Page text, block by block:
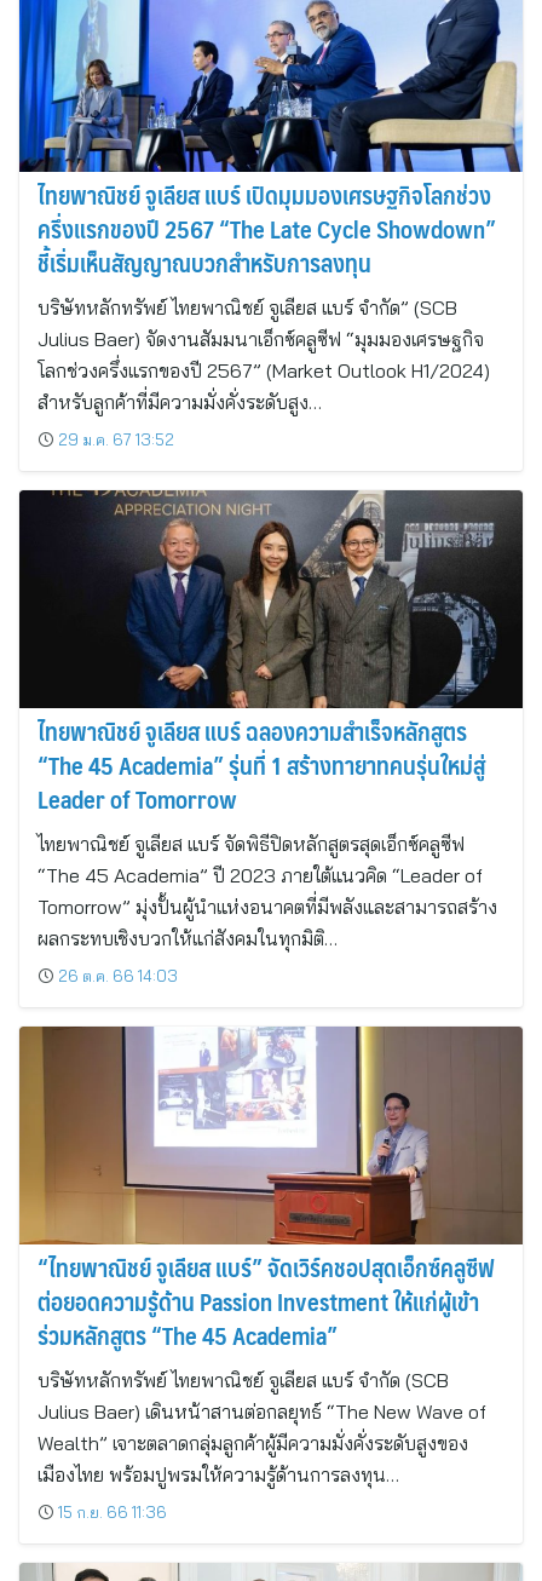
ไทยพาณิชย์ จูเลียส แบร์ เปิดมุมมองเศรษฐกิจโลกช่วง
ครึ่งแรกของปี 2567 “The Late Cycle Showdown”
ชี้เริ่มเห็นสัญญาณบวกสำหรับการลงทุน
บริษัทหลักทรัพย์ ไทยพาณิชย์ จูเลียส แบร์ จำกัด” (SCB
Julius Baer) จัดงานสัมมนาเอ็กซ์คลูซีฟ “มุมมองเศรษฐกิจ
โลกช่วงครึ่งแรกของปี 2567” (Market Outlook H1/2024)
สำหรับลูกค้าที่มีความมั่งคั่งระดับสูง…
29 ม.ค. 67 13:52
ไทยพาณิชย์ จูเลียส แบร์ ฉลองความสำเร็จหลักสูตร
“The 45 Academia” รุ่นที่ 1 สร้างทายาทคนรุ่นใหม่สู่
Leader of Tomorrow
ไทยพาณิชย์ จูเลียส แบร์ จัดพิธีปิดหลักสูตรสุดเอ็กซ์คลูซีฟ
“The 45 Academia” ปี 2023 ภายใต้แนวคิด “Leader of
Tomorrow” มุ่งปั้นผู้นำแห่งอนาคตที่มีพลังและสามารถสร้าง
ผลกระทบเชิงบวกให้แก่สังคมในทุกมิติ…
26 ต.ค. 66 14:03
“ไทยพาณิชย์ จูเลียส แบร์” จัดเวิร์คชอปสุดเอ็กซ์คลูซีฟ
ต่อยอดความรู้ด้าน Passion Investment ให้แก่ผู้เข้า
ร่วมหลักสูตร “The 45 Academia”
บริษัทหลักทรัพย์ ไทยพาณิชย์ จูเลียส แบร์ จำกัด (SCB
Julius Baer) เดินหน้าสานต่อกลยุทธ์ “The New Wave of
Wealth” เจาะตลาดกลุ่มลูกค้าผู้มีความมั่งคั่งระดับสูงของ
เมืองไทย พร้อมปูพรมให้ความรู้ด้านการลงทุน…
15 ก.ย. 66 11:36